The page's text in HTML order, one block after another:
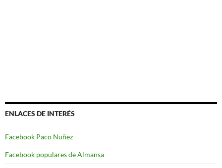
ENLACES DE INTERÉS
Facebook Paco Nuñez
Facebook populares de Almansa